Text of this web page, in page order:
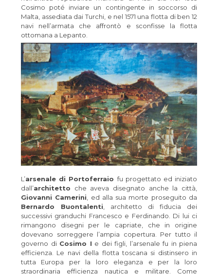
Cosimo poté inviare un contingente in soccorso di
Malta, assediata dai Turchi, e nel 1571 una flotta di ben 12
navi nell’armata che affrontò e sconfisse la flotta
ottomana a Lepanto.
L’arsenale di Portoferraiofu progettato ed iniziato
dall’architetto che aveva disegnato anche la città,
Giovanni Camerini, ed alla sua morte proseguito da
Bernardo Buontalenti, architetto di fiducia dei
successivi granduchi Francesco e Ferdinando. Di lui ci
rimangono disegni per le capriate, che in origine
dovevano sorreggere l’ampia copertura. Per tutto il
governo di Cosimo I e dei figli, l’arsenale fu in piena
efficienza. Le navi della flotta toscana si distinsero in
tutta Europa per la loro eleganza e per la loro
straordinaria efficienza nautica e militare. Come